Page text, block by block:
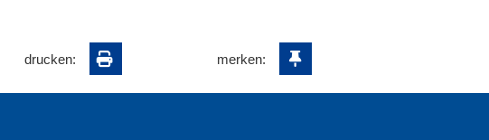
drucken: merken: